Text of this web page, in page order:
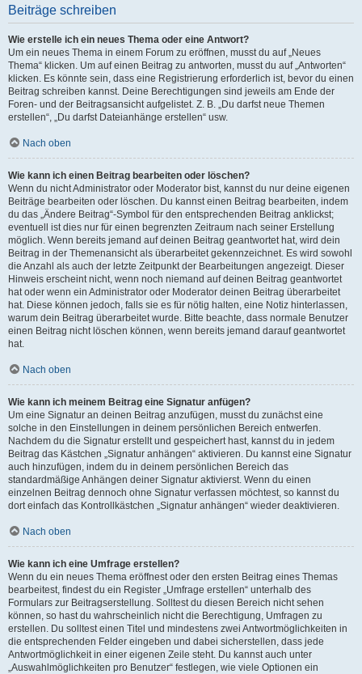
Beiträge schreiben
Wie erstelle ich ein neues Thema oder eine Antwort?
Um ein neues Thema in einem Forum zu eröffnen, musst du auf „Neues
Thema“ klicken. Um auf einen Beitrag zu antworten, musst du auf „Antworten“
klicken. Es könnte sein, dass eine Registrierung erforderlich ist, bevor du einen
Beitrag schreiben kannst. Deine Berechtigungen sind jeweils am Ende der
Foren- und der Beitragsansicht aufgelistet. Z. B. „Du darfst neue Themen
erstellen“, „Du darfst Dateianhänge erstellen“ usw.
Nach oben
Wie kann ich einen Beitrag bearbeiten oder löschen?
Wenn du nicht Administrator oder Moderator bist, kannst du nur deine eigenen
Beiträge bearbeiten oder löschen. Du kannst einen Beitrag bearbeiten, indem
du das „Ändere Beitrag“-Symbol für den entsprechenden Beitrag anklickst;
eventuell ist dies nur für einen begrenzten Zeitraum nach seiner Erstellung
möglich. Wenn bereits jemand auf deinen Beitrag geantwortet hat, wird dein
Beitrag in der Themenansicht als überarbeitet gekennzeichnet. Es wird sowohl
die Anzahl als auch der letzte Zeitpunkt der Bearbeitungen angezeigt. Dieser
Hinweis erscheint nicht, wenn noch niemand auf deinen Beitrag geantwortet
hat oder wenn ein Administrator oder Moderator deinen Beitrag überarbeitet
hat. Diese können jedoch, falls sie es für nötig halten, eine Notiz hinterlassen,
warum dein Beitrag überarbeitet wurde. Bitte beachte, dass normale Benutzer
einen Beitrag nicht löschen können, wenn bereits jemand darauf geantwortet
hat.
Nach oben
Wie kann ich meinem Beitrag eine Signatur anfügen?
Um eine Signatur an deinen Beitrag anzufügen, musst du zunächst eine
solche in den Einstellungen in deinem persönlichen Bereich entwerfen.
Nachdem du die Signatur erstellt und gespeichert hast, kannst du in jedem
Beitrag das Kästchen „Signatur anhängen“ aktivieren. Du kannst eine Signatur
auch hinzufügen, indem du in deinem persönlichen Bereich das
standardmäßige Anhängen deiner Signatur aktivierst. Wenn du einen
einzelnen Beitrag dennoch ohne Signatur verfassen möchtest, so kannst du
dort einfach das Kontrollkästchen „Signatur anhängen“ wieder deaktivieren.
Nach oben
Wie kann ich eine Umfrage erstellen?
Wenn du ein neues Thema eröffnest oder den ersten Beitrag eines Themas
bearbeitest, findest du ein Register „Umfrage erstellen“ unterhalb des
Formulars zur Beitragserstellung. Solltest du diesen Bereich nicht sehen
können, so hast du wahrscheinlich nicht die Berechtigung, Umfragen zu
erstellen. Du solltest einen Titel und mindestens zwei Antwortmöglichkeiten in
die entsprechenden Felder eingeben und dabei sicherstellen, dass jede
Antwortmöglichkeit in einer eigenen Zeile steht. Du kannst auch unter
„Auswahlmöglichkeiten pro Benutzer“ festlegen, wie viele Optionen ein